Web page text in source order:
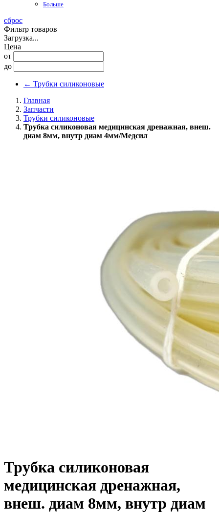
Больше
сброс
Фильтр товаров
Загрузка...
Цена
от
до
← Трубки силиконовые
Главная
Запчасти
Трубки силиконовые
Трубка силиконовая медицинская дренажная, внеш.
диам 8мм, внутр диам 4мм/Медсил
Трубка силиконовая
медицинская дренажная,
внеш. диам 8мм, внутр диам